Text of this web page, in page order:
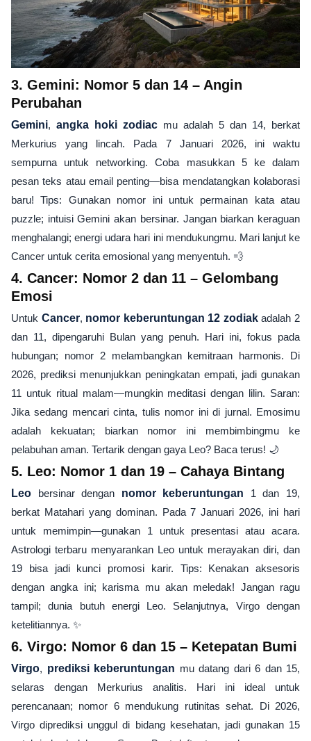
3. Gemini: Nomor 5 dan 14 – Angin
Perubahan
Gemini, angka hoki zodiac mu adalah 5 dan 14, berkat
Merkurius yang lincah. Pada 7 Januari 2026, ini waktu
sempurna untuk networking. Coba masukkan 5 ke dalam
pesan teks atau email penting—bisa mendatangkan kolaborasi
baru! Tips: Gunakan nomor ini untuk permainan kata atau
puzzle; intuisi Gemini akan bersinar. Jangan biarkan keraguan
menghalangi; energi udara hari ini mendukungmu. Mari lanjut ke
Cancer untuk cerita emosional yang menyentuh. 💨
4. Cancer: Nomor 2 dan 11 – Gelombang
Emosi
Untuk Cancer, nomor keberuntungan 12 zodiakadalah 2
dan 11, dipengaruhi Bulan yang penuh. Hari ini, fokus pada
hubungan; nomor 2 melambangkan kemitraan harmonis. Di
2026, prediksi menunjukkan peningkatan empati, jadi gunakan
11 untuk ritual malam—mungkin meditasi dengan lilin. Saran:
Jika sedang mencari cinta, tulis nomor ini di jurnal. Emosimu
adalah kekuatan; biarkan nomor ini membimbingmu ke
pelabuhan aman. Tertarik dengan gaya Leo? Baca terus! 🌙
5. Leo: Nomor 1 dan 19 – Cahaya Bintang
Leo bersinar dengan nomor keberuntungan 1 dan 19,
berkat Matahari yang dominan. Pada 7 Januari 2026, ini hari
untuk memimpin—gunakan 1 untuk presentasi atau acara.
Astrologi terbaru menyarankan Leo untuk merayakan diri, dan
19 bisa jadi kunci promosi karir. Tips: Kenakan aksesoris
dengan angka ini; karisma mu akan meledak! Jangan ragu
tampil; dunia butuh energi Leo. Selanjutnya, Virgo dengan
ketelitiannya. ✨
6. Virgo: Nomor 6 dan 15 – Ketepatan Bumi
Virgo, prediksi keberuntungan mu datang dari 6 dan 15,
selaras dengan Merkurius analitis. Hari ini ideal untuk
perencanaan; nomor 6 mendukung rutinitas sehat. Di 2026,
Virgo diprediksi unggul di bidang kesehatan, jadi gunakan 15